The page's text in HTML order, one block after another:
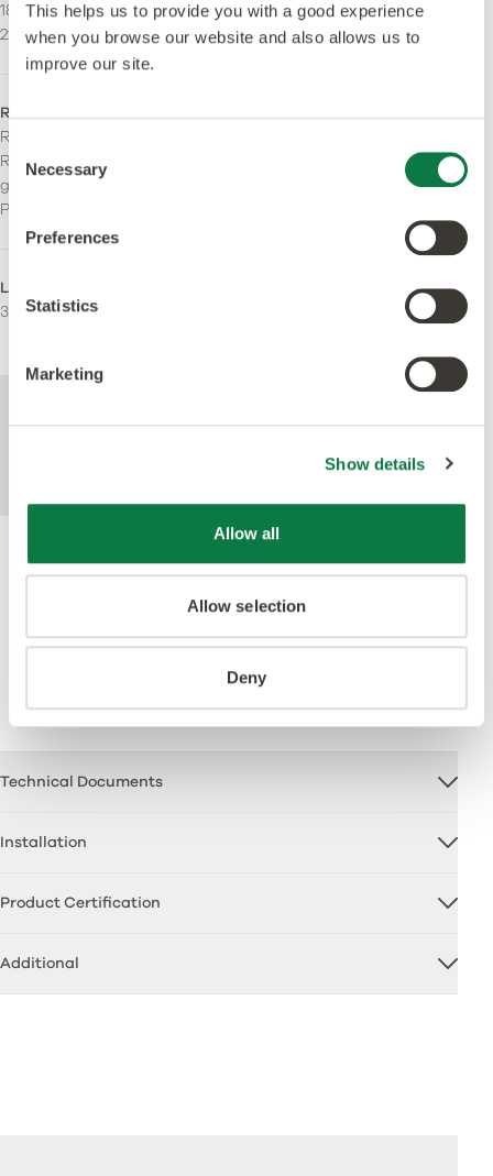
This helps us to provide you with a good experience
when you browse our website and also allows us to
improve our site.
Consent
Selection
Necessary
Preferences
Statistics
Marketing
Show details
Allow all
Allow selection
Deny
184.2 x 1219.2 mm
228,6 x 1219,2mm
Rutschhemmstufe
R10. Optimierte
Rutschhemmung über die
gesamte
Produktlebensdauer.
Brandverhalten
LRV - Y-Wert
32
diesem Produkt finden Sie im Dokument
mit den technischen Spezifikationen, das
Unterstützung
Technical Documents
Installation
Product Certification
Additional